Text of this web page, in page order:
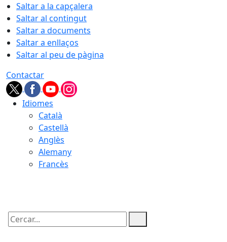
Saltar a la capçalera
Saltar al contingut
Saltar a documents
Saltar a enllaços
Saltar al peu de pàgina
Contactar
Idiomes
Català
Castellà
Anglès
Alemany
Francès
Cercar: